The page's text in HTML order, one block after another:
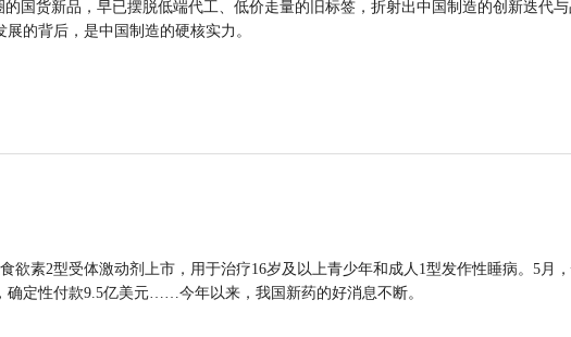
国货新品，早已摆脱低端代工、低价走量的旧标签，折射出中国制造的创新迭代
的背后，是中国制造的硬核实力。
欲素2型受体激动剂上市，用于治疗16岁及以上青少年和成人1型发作性睡病。5月
定性付款9.5亿美元……今年以来，我国新药的好消息不断。